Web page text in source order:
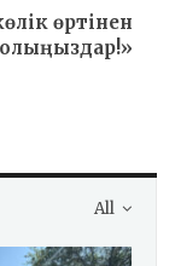
өртінен
All